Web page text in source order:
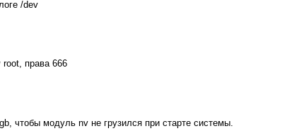
/dev
права 666
чтобы модуль nv не грузился при старте системы.